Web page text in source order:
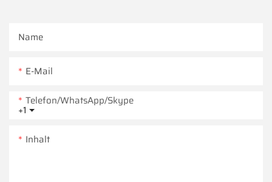
Name
E-Mail
+1
Telefon/WhatsApp/Skype
Inhalt